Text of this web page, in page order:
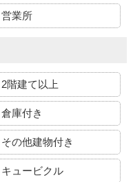
営業所
2階建て以上
倉庫付き
その他建物付き
キュービクル